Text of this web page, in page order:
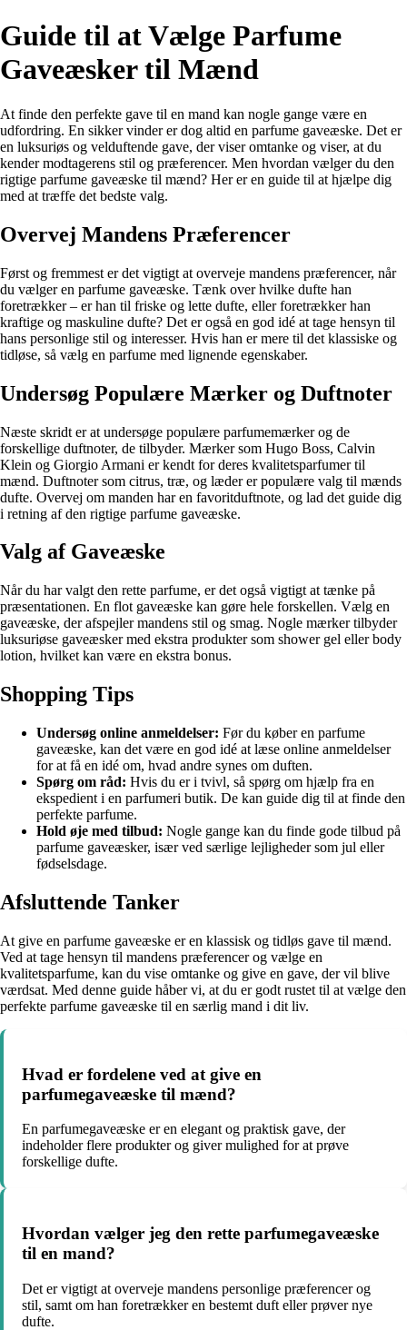
Guide til at Vælge Parfume
Gaveæsker til Mænd
At finde den perfekte gave til en mand kan nogle gange være en
udfordring. En sikker vinder er dog altid en parfume gaveæske. Det er
en luksuriøs og velduftende gave, der viser omtanke og viser, at du
kender modtagerens stil og præferencer. Men hvordan vælger du den
rigtige parfume gaveæske til mænd? Her er en guide til at hjælpe dig
med at træffe det bedste valg.
Overvej Mandens Præferencer
Først og fremmest er det vigtigt at overveje mandens præferencer, når
du vælger en parfume gaveæske. Tænk over hvilke dufte han
foretrækker – er han til friske og lette dufte, eller foretrækker han
kraftige og maskuline dufte? Det er også en god idé at tage hensyn til
hans personlige stil og interesser. Hvis han er mere til det klassiske og
tidløse, så vælg en parfume med lignende egenskaber.
Undersøg Populære Mærker og Duftnoter
Næste skridt er at undersøge populære parfumemærker og de
forskellige duftnoter, de tilbyder. Mærker som Hugo Boss, Calvin
Klein og Giorgio Armani er kendt for deres kvalitetsparfumer til
mænd. Duftnoter som citrus, træ, og læder er populære valg til mænds
dufte. Overvej om manden har en favoritduftnote, og lad det guide dig
i retning af den rigtige parfume gaveæske.
Valg af Gaveæske
Når du har valgt den rette parfume, er det også vigtigt at tænke på
præsentationen. En flot gaveæske kan gøre hele forskellen. Vælg en
gaveæske, der afspejler mandens stil og smag. Nogle mærker tilbyder
luksuriøse gaveæsker med ekstra produkter som shower gel eller body
lotion, hvilket kan være en ekstra bonus.
Shopping Tips
Undersøg online anmeldelser: Før du køber en parfume
gaveæske, kan det være en god idé at læse online anmeldelser
for at få en idé om, hvad andre synes om duften.
Spørg om råd: Hvis du er i tvivl, så spørg om hjælp fra en
ekspedient i en parfumeri butik. De kan guide dig til at finde den
perfekte parfume.
Hold øje med tilbud: Nogle gange kan du finde gode tilbud på
parfume gaveæsker, især ved særlige lejligheder som jul eller
fødselsdage.
Afsluttende Tanker
At give en parfume gaveæske er en klassisk og tidløs gave til mænd.
Ved at tage hensyn til mandens præferencer og vælge en
kvalitetsparfume, kan du vise omtanke og give en gave, der vil blive
værdsat. Med denne guide håber vi, at du er godt rustet til at vælge den
perfekte parfume gaveæske til en særlig mand i dit liv.
Hvad er fordelene ved at give en
parfumegaveæske til mænd?
En parfumegaveæske er en elegant og praktisk gave, der
indeholder flere produkter og giver mulighed for at prøve
forskellige dufte.
Hvordan vælger jeg den rette parfumegaveæske
til en mand?
Det er vigtigt at overveje mandens personlige præferencer og
stil, samt om han foretrækker en bestemt duft eller prøver nye
dufte.